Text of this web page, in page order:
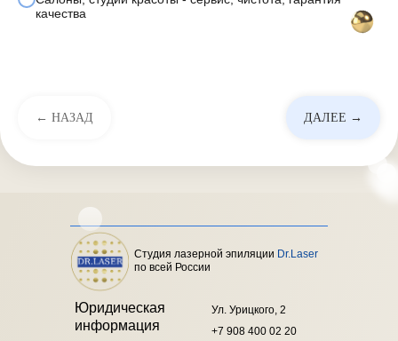
качества
← НАЗАД ДАЛЕЕ →
Студия лазерной эпиляции Dr.Laser
по всей России
Юридическая
информация
Ул. Урицкого, 2
+7 908 400 02 20